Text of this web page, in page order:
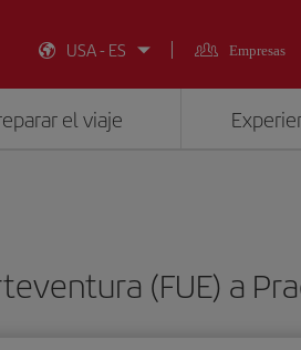
USA - ES
Empresas
el viaje
(FUE) a